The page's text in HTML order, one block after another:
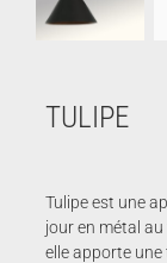
TULIPE
Tulipe est une
jour en métal
elle apporte une